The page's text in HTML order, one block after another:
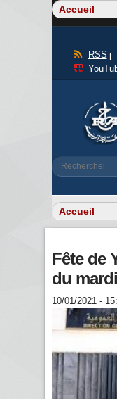
RSS
Rechercher
Fête de
du
10/01/2021 -